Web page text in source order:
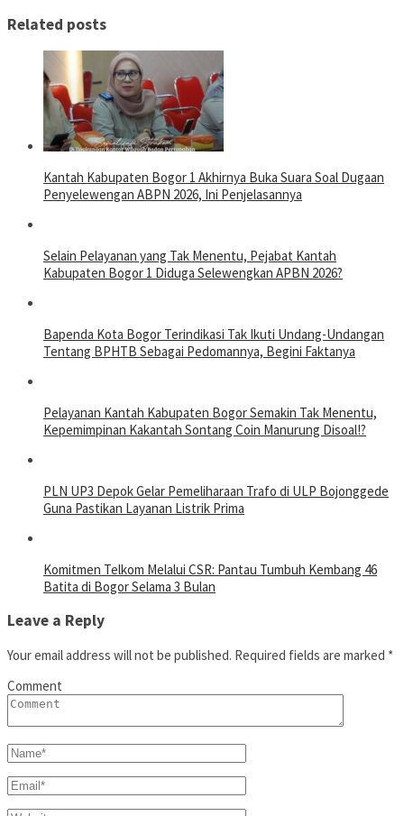
Related posts
Kantah Kabupaten Bogor 1 Akhirnya Buka Suara Soal Dugaan
Penyelewengan ABPN 2026, Ini Penjelasannya
Selain Pelayanan yang Tak Menentu, Pejabat Kantah
Kabupaten Bogor 1 Diduga Selewengkan APBN 2026?
Bapenda Kota Bogor Terindikasi Tak Ikuti Undang-Undangan
Tentang BPHTB Sebagai Pedomannya, Begini Faktanya
Pelayanan Kantah Kabupaten Bogor Semakin Tak Menentu,
Kepemimpinan Kakantah Sontang Coin Manurung Disoal!?
PLN UP3 Depok Gelar Pemeliharaan Trafo di ULP Bojonggede
Guna Pastikan Layanan Listrik Prima
Komitmen Telkom Melalui CSR: Pantau Tumbuh Kembang 46
Batita di Bogor Selama 3 Bulan
Leave a Reply
Your email address will not be published. Required fields are marked *
Comment